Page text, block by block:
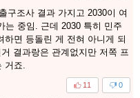
구조사 결과 가지고 2030이 여
는 중임. 근데 2030 특히 민주
하면 등돌린 게 전혀 아니게 되
결과랑은 관계없지만 저쪽 프
죠.
0
11